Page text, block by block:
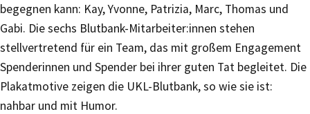
begegnen kann: Kay, Yvonne, Patrizia, Marc, Thomas und
Gabi. Die sechs Blutbank-Mitarbeiter:innen stehen
stellvertretend für ein Team, das mit großem Engagement
Spenderinnen und Spender bei ihrer guten Tat begleitet. Die
Plakatmotive zeigen die UKL-Blutbank, so wie sie ist:
nahbar und mit Humor.